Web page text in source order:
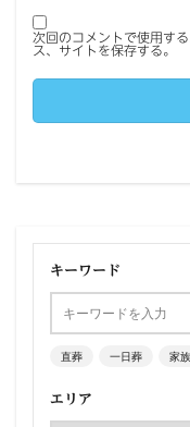
次回のコメントで使用す
ス、サイトを保存する。
キーワード
直葬 一日葬 家
エリア